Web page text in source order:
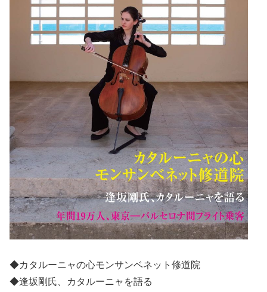
◆カタルーニャの心モンサンベネット修道院
◆逢坂剛氏、カタルーニャを語る